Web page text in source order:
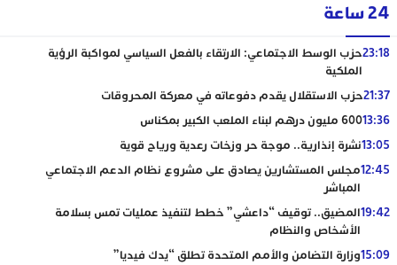
24 ساعة
23:18حزب الوسط الاجتماعي: الارتقاء بالفعل السياسي لمواكبة الرؤية
الملكية
21:37حزب الاستقلال يقدم دفوعاته في معركة المحروقات
13:36600 مليون درهم لبناء الملعب الكبير بمكناس
13:05نشرة إنذارية.. موجة حر وزخات رعدية ورياح قوية
12:45مجلس المستشارين يصادق على مشروع نظام الدعم الاجتماعي
المباشر
19:42المضيق.. توقيف “داعشي” خطط لتنفيذ عمليات تمس بسلامة
الأشخاص والنظام
15:09وزارة التضامن والأمم المتحدة تطلق “يدك فيديا”